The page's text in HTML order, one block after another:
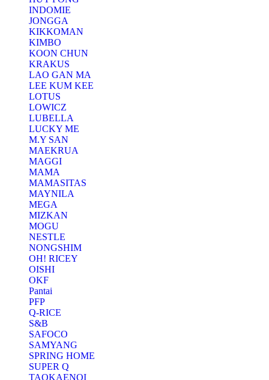
INDOMIE
JONGGA
KIKKOMAN
KIMBO
KOON CHUN
KRAKUS
LAO GAN MA
LEE KUM KEE
LOTUS
LOWICZ
LUBELLA
LUCKY ME
M.Y SAN
MAEKRUA
MAGGI
MAMA
MAMASITAS
MAYNILA
MEGA
MIZKAN
MOGU
NESTLE
NONGSHIM
OH! RICEY
OISHI
OKF
Pantai
PFP
Q-RICE
S&B
SAFOCO
SAMYANG
SPRING HOME
SUPER Q
TAOKAENOI